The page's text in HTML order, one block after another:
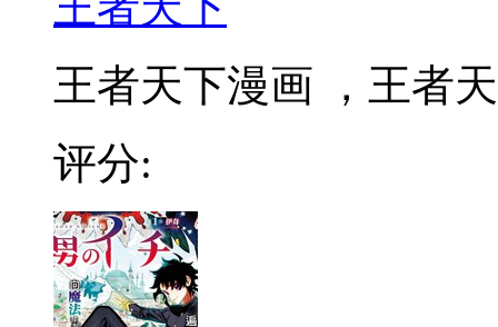
王者天下漫画 ，王者
评分: